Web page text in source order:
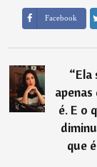
Facebook
“⁠Ela
é. E o
que